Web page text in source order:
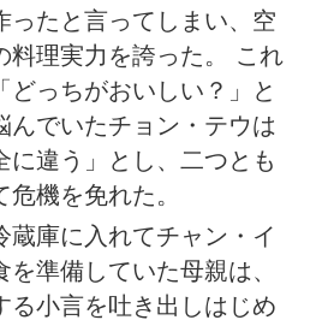
ったと言ってしまい、空
料理実力を誇った。 これ
どっちがおいしい？」と
んでいたチョン・テウは
に違う」とし、二つとも
機を免れた。
蔵庫に入れてチャン・イ
準備していた母親は、
る小言を吐き出しはじめ